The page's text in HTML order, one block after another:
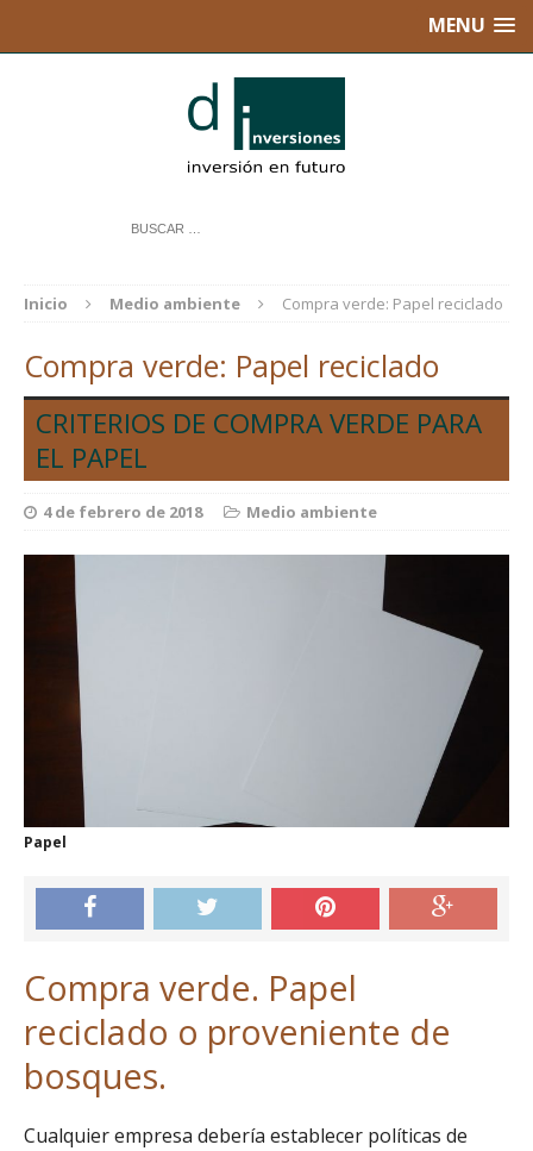
MENU
Inicio Medio ambiente Compra verde: Papel reciclado
Compra verde: Papel reciclado
CRITERIOS DE COMPRA VERDE PARA
EL PAPEL
4 de febrero de 2018 Medio ambiente
Papel
Compra verde. Papel
reciclado o proveniente de
bosques.
Cualquier empresa debería establecer políticas de